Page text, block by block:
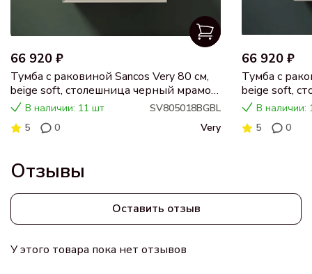
66 920 ₽
Тумба с раковиной Sancos Very 80 см,
beige soft, столешница черный мрамор,
раковина CN5018
В наличии: 11 шт
SV805018BGBL
5
0 Very
66 920 ₽
Тумба с
beige soft,
раковина
В наличии:
5
0
Отзывы
Оставить отзыв
У этого товара пока нет отзывов